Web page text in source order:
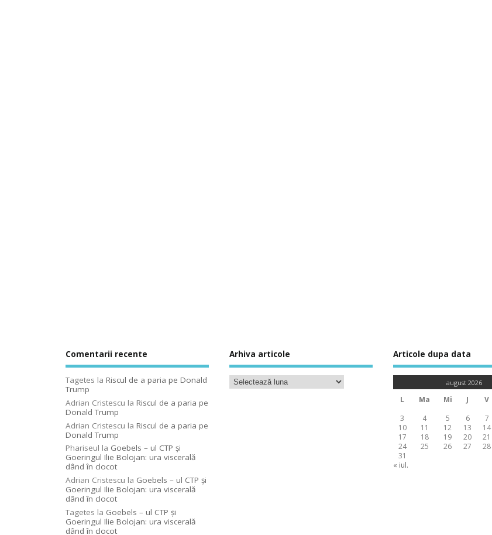
Comentarii recente
Tagetes la Riscul de a paria pe Donald
Trump
Adrian Cristescu la Riscul de a paria pe
Donald Trump
Adrian Cristescu la Riscul de a paria pe
Donald Trump
Phariseul la Goebels – ul CTP şi
Goeringul Ilie Bolojan: ura viscerală
dând în clocot
Adrian Cristescu la Goebels – ul CTP şi
Goeringul Ilie Bolojan: ura viscerală
dând în clocot
Tagetes la Goebels – ul CTP şi
Goeringul Ilie Bolojan: ura viscerală
dând în clocot
Arhiva articole Articole dupa data
august 2026
L Ma Mi J V
3
4 5 6 7
10
11 12 13 14
17
18 19 20 21
24
25 26 27 28
31
« iul.